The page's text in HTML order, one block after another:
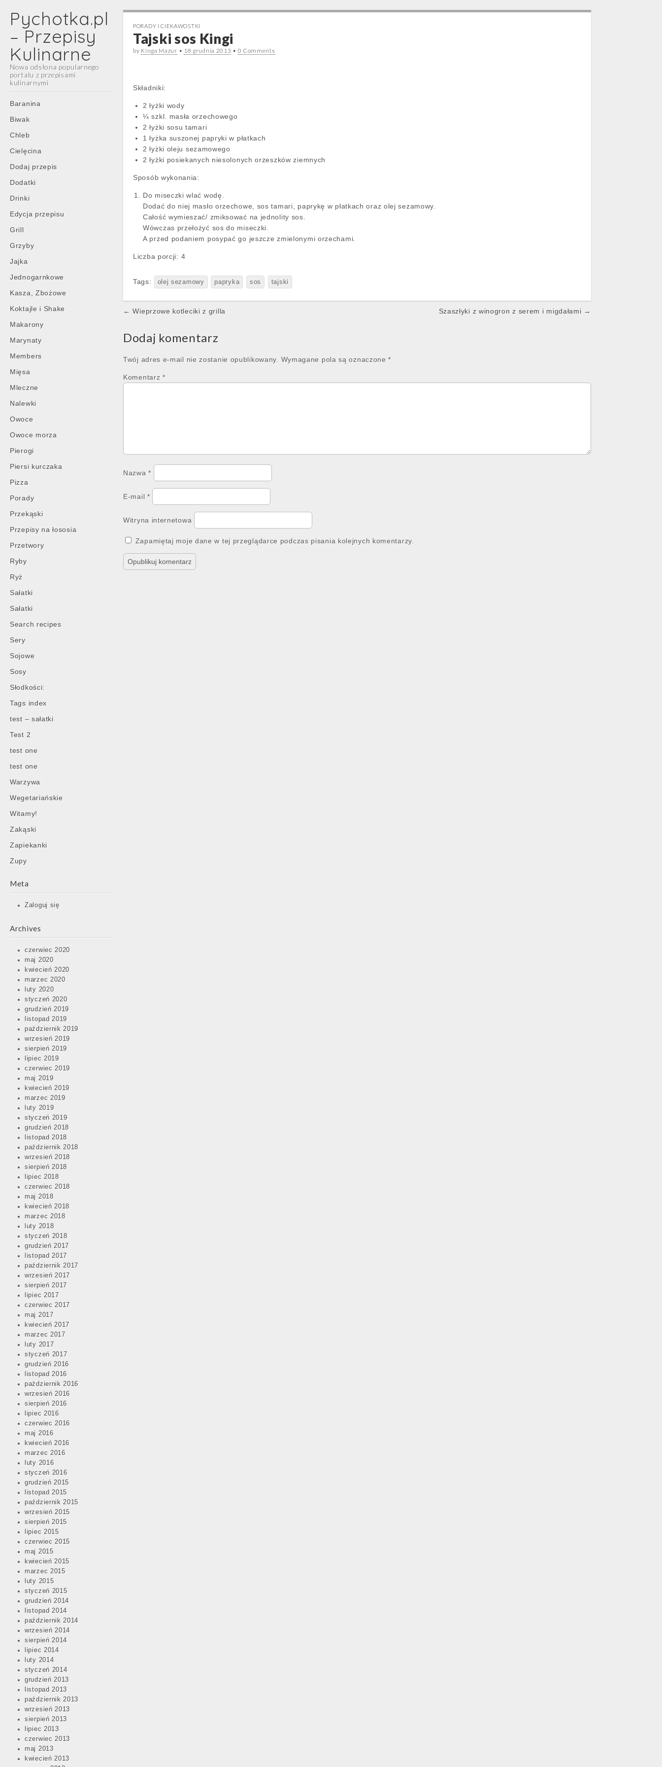
Pychotka.pl
– Przepisy
Kulinarne
Nowa odsłona popularnego
portalu z przepisami
kulinarnymi
Main
menu
Skip
content
Baranina
Biwak
Chleb
Cielęcina
Dodaj przepis
Dodatki
Drinki
Edycja przepisu
Grill
Grzyby
Jajka
Jednogarnkowe
Kasza, Zbożowe
Koktajle i Shake
Makarony
Marynaty
Members
Mięsa
Mleczne
Nalewki
Owoce
Owoce morza
Pierogi
Piersi kurczaka
Pizza
Porady
Przekąski
Przepisy na łososia
Przetwory
Ryby
Ryż
Sałatki
Sałatki
Search recipes
Sery
Sojowe
Sosy
Słodkości:
Tags index
test – sałatki
Test 2
test one
test one
Warzywa
Wegetariańskie
Witamy!
Zakąski
Zapiekanki
Zupy
Meta
Zaloguj się
Archives
czerwiec 2020
maj 2020
kwiecień 2020
marzec 2020
luty 2020
styczeń 2020
grudzień 2019
listopad 2019
październik 2019
wrzesień 2019
sierpień 2019
lipiec 2019
czerwiec 2019
maj 2019
kwiecień 2019
marzec 2019
luty 2019
styczeń 2019
grudzień 2018
listopad 2018
październik 2018
wrzesień 2018
sierpień 2018
lipiec 2018
czerwiec 2018
maj 2018
kwiecień 2018
marzec 2018
luty 2018
styczeń 2018
grudzień 2017
listopad 2017
październik 2017
wrzesień 2017
sierpień 2017
lipiec 2017
czerwiec 2017
maj 2017
kwiecień 2017
marzec 2017
luty 2017
styczeń 2017
grudzień 2016
listopad 2016
październik 2016
wrzesień 2016
sierpień 2016
lipiec 2016
czerwiec 2016
maj 2016
kwiecień 2016
marzec 2016
luty 2016
styczeń 2016
grudzień 2015
listopad 2015
październik 2015
wrzesień 2015
sierpień 2015
lipiec 2015
czerwiec 2015
maj 2015
kwiecień 2015
marzec 2015
luty 2015
styczeń 2015
grudzień 2014
listopad 2014
październik 2014
wrzesień 2014
sierpień 2014
lipiec 2014
luty 2014
styczeń 2014
grudzień 2013
listopad 2013
październik 2013
wrzesień 2013
sierpień 2013
lipiec 2013
czerwiec 2013
maj 2013
kwiecień 2013
PORADY I CIEKAWOSTKI
Tajski sos Kingi
by Kinga Mazur • 18 grudnia 2013 • 0 Comments
Składniki:
2 łyżki wody
¼ szkl. masła orzechowego
2 łyżki sosu tamari
1 łyżka suszonej papryki w płatkach
2 łyżki oleju sezamowego
2 łyżki posiekanych niesolonych orzeszków ziemnych
Sposób wykonania:
Do miseczki wlać wodę.
Dodać do niej masło orzechowe, sos tamari, paprykę w płatkach oraz olej sezamowy.
Całość wymieszać/ zmiksować na jednolity sos.
Wówczas przełożyć sos do miseczki.
A przed podaniem posypać go jeszcze zmielonymi orzechami.
Liczba porcji: 4
Tags: olej sezamowy papryka sos tajski
Post
← Wieprzowe kotleciki z grilla Szaszłyki z winogron z serem i migdałami →
Dodaj komentarz
Twój adres e-mail nie zostanie opublikowany. Wymagane pola są oznaczone*
Komentarz *
Nazwa*
E-mail *
Witryna internetowa
Zapamiętaj moje dane w tej przeglądarce podczas pisania kolejnych komentarzy.